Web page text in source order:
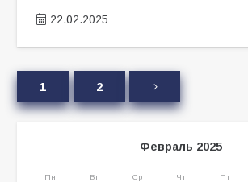
22.02.2025
1 2
Февраль 2025
Пн Вт Ср Чт Пт